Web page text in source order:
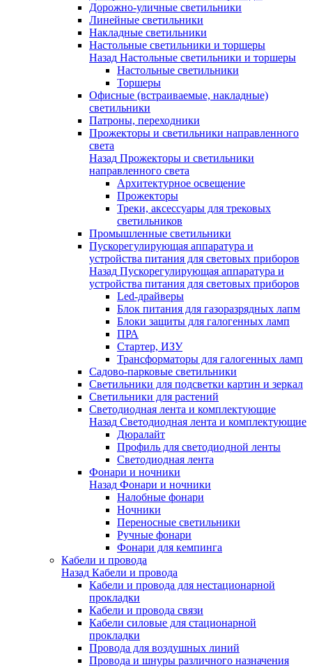
Дорожно-уличные светильники
Линейные светильники
Накладные светильники
Настольные светильники и торшеры
Назад Настольные светильники и торшеры
Настольные светильники
Торшеры
Офисные (встраиваемые, накладные)
светильники
Патроны, переходники
Прожекторы и светильники направленного
света
Назад Прожекторы и светильники
направленного света
Архитектурное освещение
Прожекторы
Треки, аксессуары для трековых
светильников
Промышленные светильники
Пускорегулирующая аппаратура и
устройства питания для световых приборов
Назад Пускорегулирующая аппаратура и
устройства питания для световых приборов
Led-драйверы
Блок питания для газоразрядных лапм
Блоки защиты для галогенных ламп
ПРА
Стартер, ИЗУ
Трансформаторы для галогенных ламп
Садово-парковые светильники
Светильники для подсветки картин и зеркал
Светильники для растений
Светодиодная лента и комплектующие
Назад Светодиодная лента и комплектующие
Дюралайт
Профиль для светодиодной ленты
Светодиодная лента
Фонари и ночники
Назад Фонари и ночники
Налобные фонари
Ночники
Переносные светильники
Ручные фонари
Фонари для кемпинга
Кабели и провода
Назад Кабели и провода
Кабели и провода для нестационарной
прокладки
Кабели и провода связи
Кабели силовые для стационарной
прокладки
Провода для воздушных линий
Провода и шнуры различного назначения